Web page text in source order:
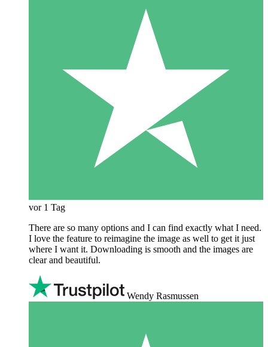
vor 1 Tag
There are so many options and I can find exactly what I need.
I love the feature to reimagine the image as well to get it just
where I want it. Downloading is smooth and the images are
clear and beautiful.
Wendy Rasmussen